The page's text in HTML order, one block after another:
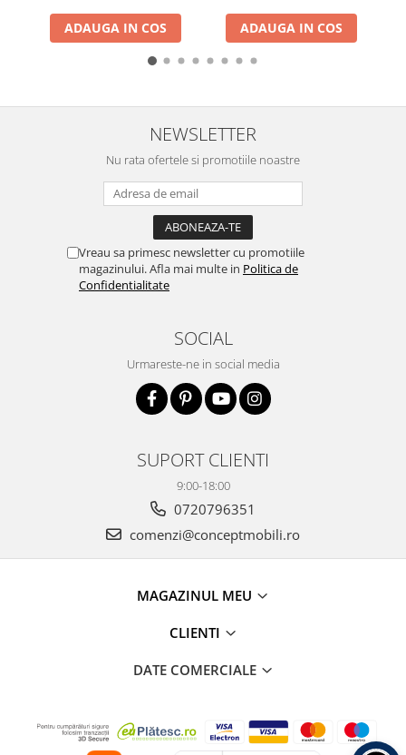
ADAUGA IN COS ADAUGA IN COS
NEWSLETTER
Nu rata ofertele si promotiile noastre
Vreau sa primesc newsletter cu promotiile
magazinului. Afla mai multe in Politica de
Confidentialitate
SOCIAL
Urmareste-ne in social media
SUPORT CLIENTI
9:00-18:00
0720796351
comenzi@conceptmobili.ro
MAGAZINUL MEU
CLIENTI
DATE COMERCIALE